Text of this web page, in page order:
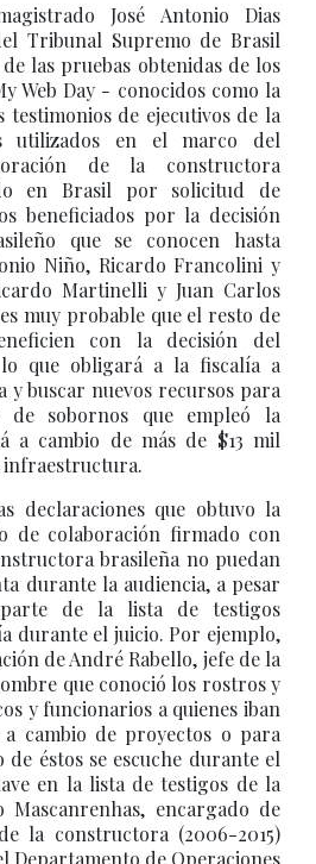
José Antonio Dias
Tribunal Supremo de Brasil
las pruebas obtenidas de los
Web Day - conocidos como la
testimonios de ejecutivos de la
utilizados en el marco del
de la constructora
en Brasil por solicitud de
beneficiados por la decisión
que se conocen hasta
Niño, Ricardo Francolini y
Martinelli y Juan Carlos
muy probable que el resto de
con la decisión del
que obligará a la fiscalía a
y buscar nuevos recursos para
de sobornos que empleó la
a cambio de más de $13 mil
infraestructura.
declaraciones que obtuvo la
de colaboración firmado con
brasileña no puedan
durante la audiencia, a pesar
de la lista de testigos
durante el juicio. Por ejemplo,
de André Rabello, jefe de la
que conoció los rostros y
y funcionarios a quienes iban
cambio de proyectos o para
éstos se escuche durante el
en la lista de testigos de la
encargado de
la constructora (2006-2015)
Departamento de Operaciones